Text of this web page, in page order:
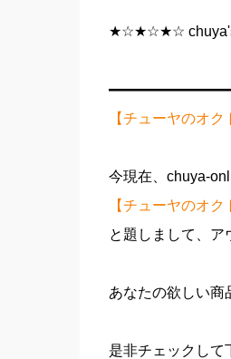
★☆★☆★☆
【チューヤのオ
今現在、chuya-
【チューヤのオ
と題しまして、
あなたの欲しい商
是非チェックして